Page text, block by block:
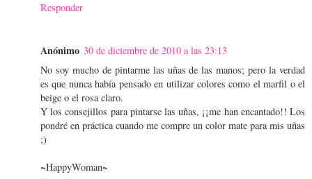
Responder
Anónimo 30 de diciembre de 2010 a las 23:13
No soy mucho de pintarme las uñas de las manos; pero la verdad
es que nunca había pensado en utilizar colores como el marfil o el
beige o el rosa claro.
Y los consejillos para pintarse las uñas, ¡¡me han encantado!! Los
pondré en práctica cuando me compre un color mate para mis uñas
;)
~HappyWoman~